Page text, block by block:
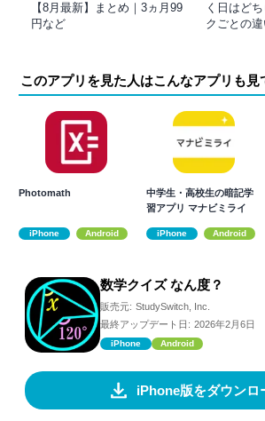
【8月最新】まとめ｜3ヵ月99
円など
く日はど
クごとの
このアプリを見た人はこんなアプリも見
Photomath
iPhone Android
中学生・高校生の暗記学
習アプリ マナビミライ
iPhone Android
数学クイズ なん度？
販売元: StudySwitch, Inc.
最終アップデート日: 2026年2月6日
iPhone Android
iPhone版をダウンロ